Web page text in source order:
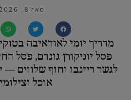
מאי 8, 2026
מדריך יומי לאודאיבה
פסל יוניקורן גונדם, פסל
לגשר ריינבו וחוף שלווים —
אוכל